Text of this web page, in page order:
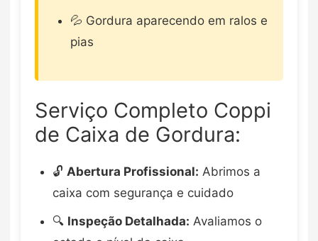
💦 Gordura aparecendo em ralos e
pias
Serviço Completo Coppi
de Caixa de Gordura:
🔓 Abertura Profissional: Abrimos a
caixa com segurança e cuidado
🔍 Inspeção Detalhada: Avaliamos o